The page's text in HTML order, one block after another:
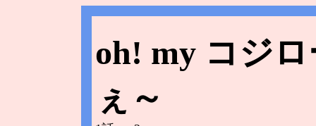
oh! my コジ
ぇ～